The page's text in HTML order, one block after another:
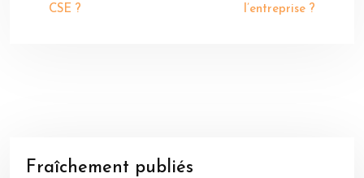
CSE ?
l’entreprise ?
Fraîchement publiés